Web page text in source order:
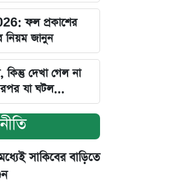
ফল প্রকাশের
নিয়ম জানুন
দেখা গেল না
যা ঘটল...
সাকিবের বাড়িতে